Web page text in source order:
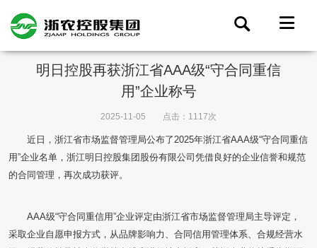
明日控股再获浙江省AAA级“守合同重信
用”企业称号
2025-11-05 点击：1117次
近日，浙江省市场监督管理局公布了2025年浙江省AAA级“守合同重信
用”企业名单，浙江明日控股集团股份有限公司凭借良好的企业信誉和规范
的合同管理，再次成功获评。
AAA级“守合同重信用”企业评定由浙江省市场监督管理局主导评定，
采取企业自愿申报方式，从品牌影响力、合同信用管理体系、合规经营水